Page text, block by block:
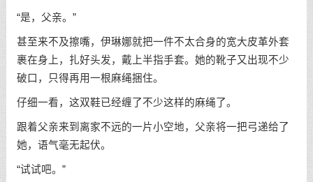
“是，父亲。”
甚至来不及擦嘴，伊琳娜就把一件不太合身的宽大皮革外套
裹在身上，扎好头发，戴上半指手套。她的靴子又出现不少
破口，只得再用一根麻绳捆住。
仔细一看，这双鞋已经缠了不少这样的麻绳了。
跟着父亲来到离家不远的一片小空地，父亲将一把弓递给了
她，语气毫无起伏。
“试试吧。”